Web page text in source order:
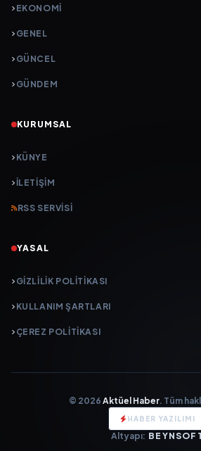
EKONOMI
GENEL
GÜNCEL
GÜNDEM
KURUMSAL
KÜNYE
İLETIŞIM
RSS SERVISI
YASAL
GIZLILIK POLITIKASI
KULLANIM ŞARTLARI
ÇEREZ POLITIKASI
© 2026 Aktüel Haber. Tüm
HABER YAZILIMI
Altyapı: